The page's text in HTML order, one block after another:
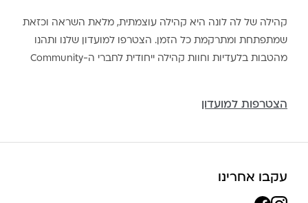
קהילה של לה לונה היא קהילה עוצמתית, מלאת השראה וכזאת
שמתפתחת ומתרקמת כל הזמן. הצטרפו למועדון שלנו ותהנו
מהטבות בלעדיות וחוות קהילה ייחודית לחברי ה-Community
הצטרפות למועדון
עקבו אחרינו